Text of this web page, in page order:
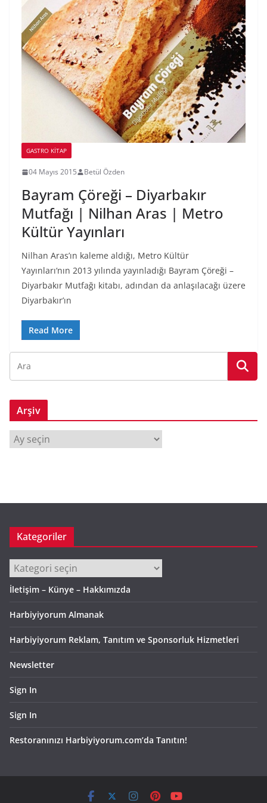
GASTRO KITAP
04 Mayıs 2015 Betül Özden
Bayram Çöreği – Diyarbakır
Mutfağı | Nilhan Aras | Metro
Kültür Yayınları
Nilhan Aras’ın kaleme aldığı, Metro Kültür
Yayınları‘nın 2013 yılında yayınladığı Bayram Çöreği –
Diyarbakır Mutfağı kitabı, adından da anlaşılacağı üzere
Diyarbakır’ın
Read More
Arşiv
Kategoriler
Kategoriler
İletişim – Künye – Hakkımızda
Harbiyiyorum Almanak
Harbiyiyorum Reklam, Tanıtım ve Sponsorluk Hizmetleri
Newsletter
Sign In
Sign In
Restoranınızı Harbiyiyorum.com’da Tanıtın!